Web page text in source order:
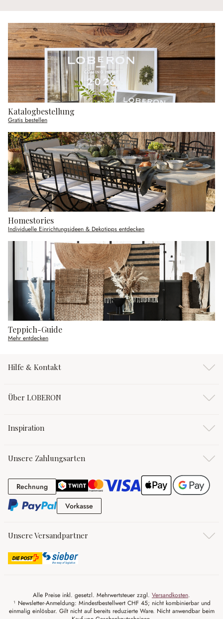
Katalogbestellung
Gratis bestellen
Homestories
Individuelle Einrichtungsideen & Dekotipps entdecken
Teppich-Guide
Mehr entdecken
Hilfe & Kontakt
Über LOBERON
Inspiration
Unsere Zahlungsarten
RechnungRechnung
Vorkasse
Unsere Versandpartner
Alle Preise inkl. gesetzl. Mehrwertsteuer zzgl. Versandkosten.
¹ Newsletter-Anmeldung: Mindestbestellwert CHF 45; nicht kombinierbar und
einmalig einlösbar. Gilt nicht auf bereits reduzierte Ware. Nicht anwendbar beim